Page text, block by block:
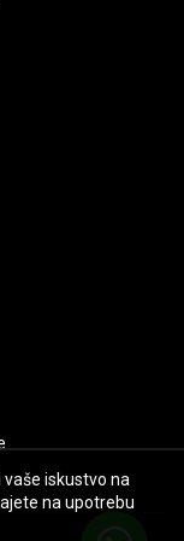
iskustvo na
na upotrebu